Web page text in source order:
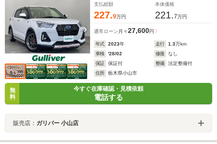
支払総額
227.9万円
本体価格
221.7万円
通常ローン 月々27,600円
年式 2023年 走行 1.3万km
車検
'28/02 修復
なし
保証
保証付 整備
法定整備付
住所
栃木県小山市
無
料
今すぐ在庫確認・見積依頼
電話する
販売店： ガリバー 小山店